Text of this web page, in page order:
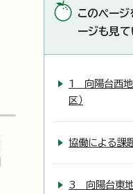
このペー
ージも見
1 向陽台西地
区）
協働による課
3 向陽台東